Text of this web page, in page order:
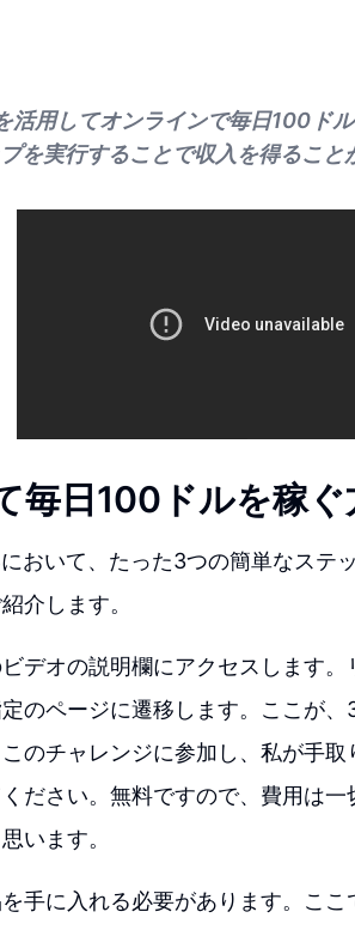
活用してオンラインで毎日100ド
を実行することで収入を得ること
毎日100ドルを稼ぐ
おいて、たった3つの簡単なステ
介します。
デオの説明欄にアクセスします。
のページに遷移します。ここが
のチャレンジに参加し、私が手
ださい。無料ですので、費用は
います。
手に入れる必要があります。こ